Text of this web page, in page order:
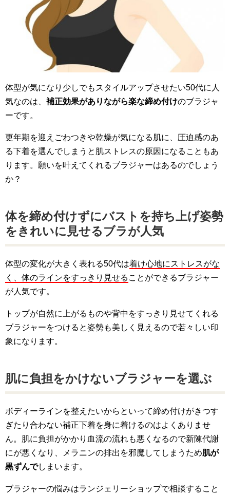
体型が気になり少しでもスタイルアップさせたい50代に人
気なのは、 補正効果がありながら楽な締め付けのブラジャ
ーです。
更年期を迎えごわつきや乾燥が気になる肌に、圧迫感のあ
る下着を選んでしまうと肌ストレスの原因になることもあ
ります。願いを叶えてくれるブラジャーはあるのでしょう
か？
体を締め付けずにバストを持ち上げ姿勢
をきれいに見せるブラが人気
体型の変化が大きく表れる50代は着け心地にストレスがな
く、体のラインをすっきり見せる ことができるブラジャー
が人気です。
トップが自然に上がるものや背中をすっきり見せてくれる
ブラジャーをつけると姿勢も美しく見えるので若々しい印
象になります。
肌に負担をかけないブラジャーを選ぶ
ボディーラインを整えたいからといって締め付けがきつす
ぎたり合わない補正下着を身に着けるのはよくありませ
ん。肌に負担がかかり血流の流れも悪くなるので新陳代謝
にが悪くなり、メラニンの排出を邪魔してしまうため肌が
黒ずんでしまいます。
ブラジャーの悩みはランジェリーショップで相談すること